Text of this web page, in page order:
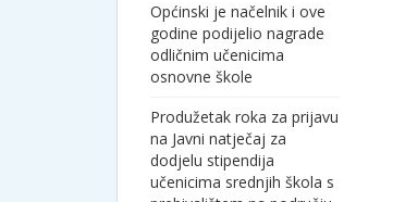
Općinski je načelnik i ove
godine podijelio nagrade
odličnim učenicima
osnovne škole
Produžetak roka za prijavu
na Javni natječaj za
dodjelu stipendija
učenicima srednjih škola s